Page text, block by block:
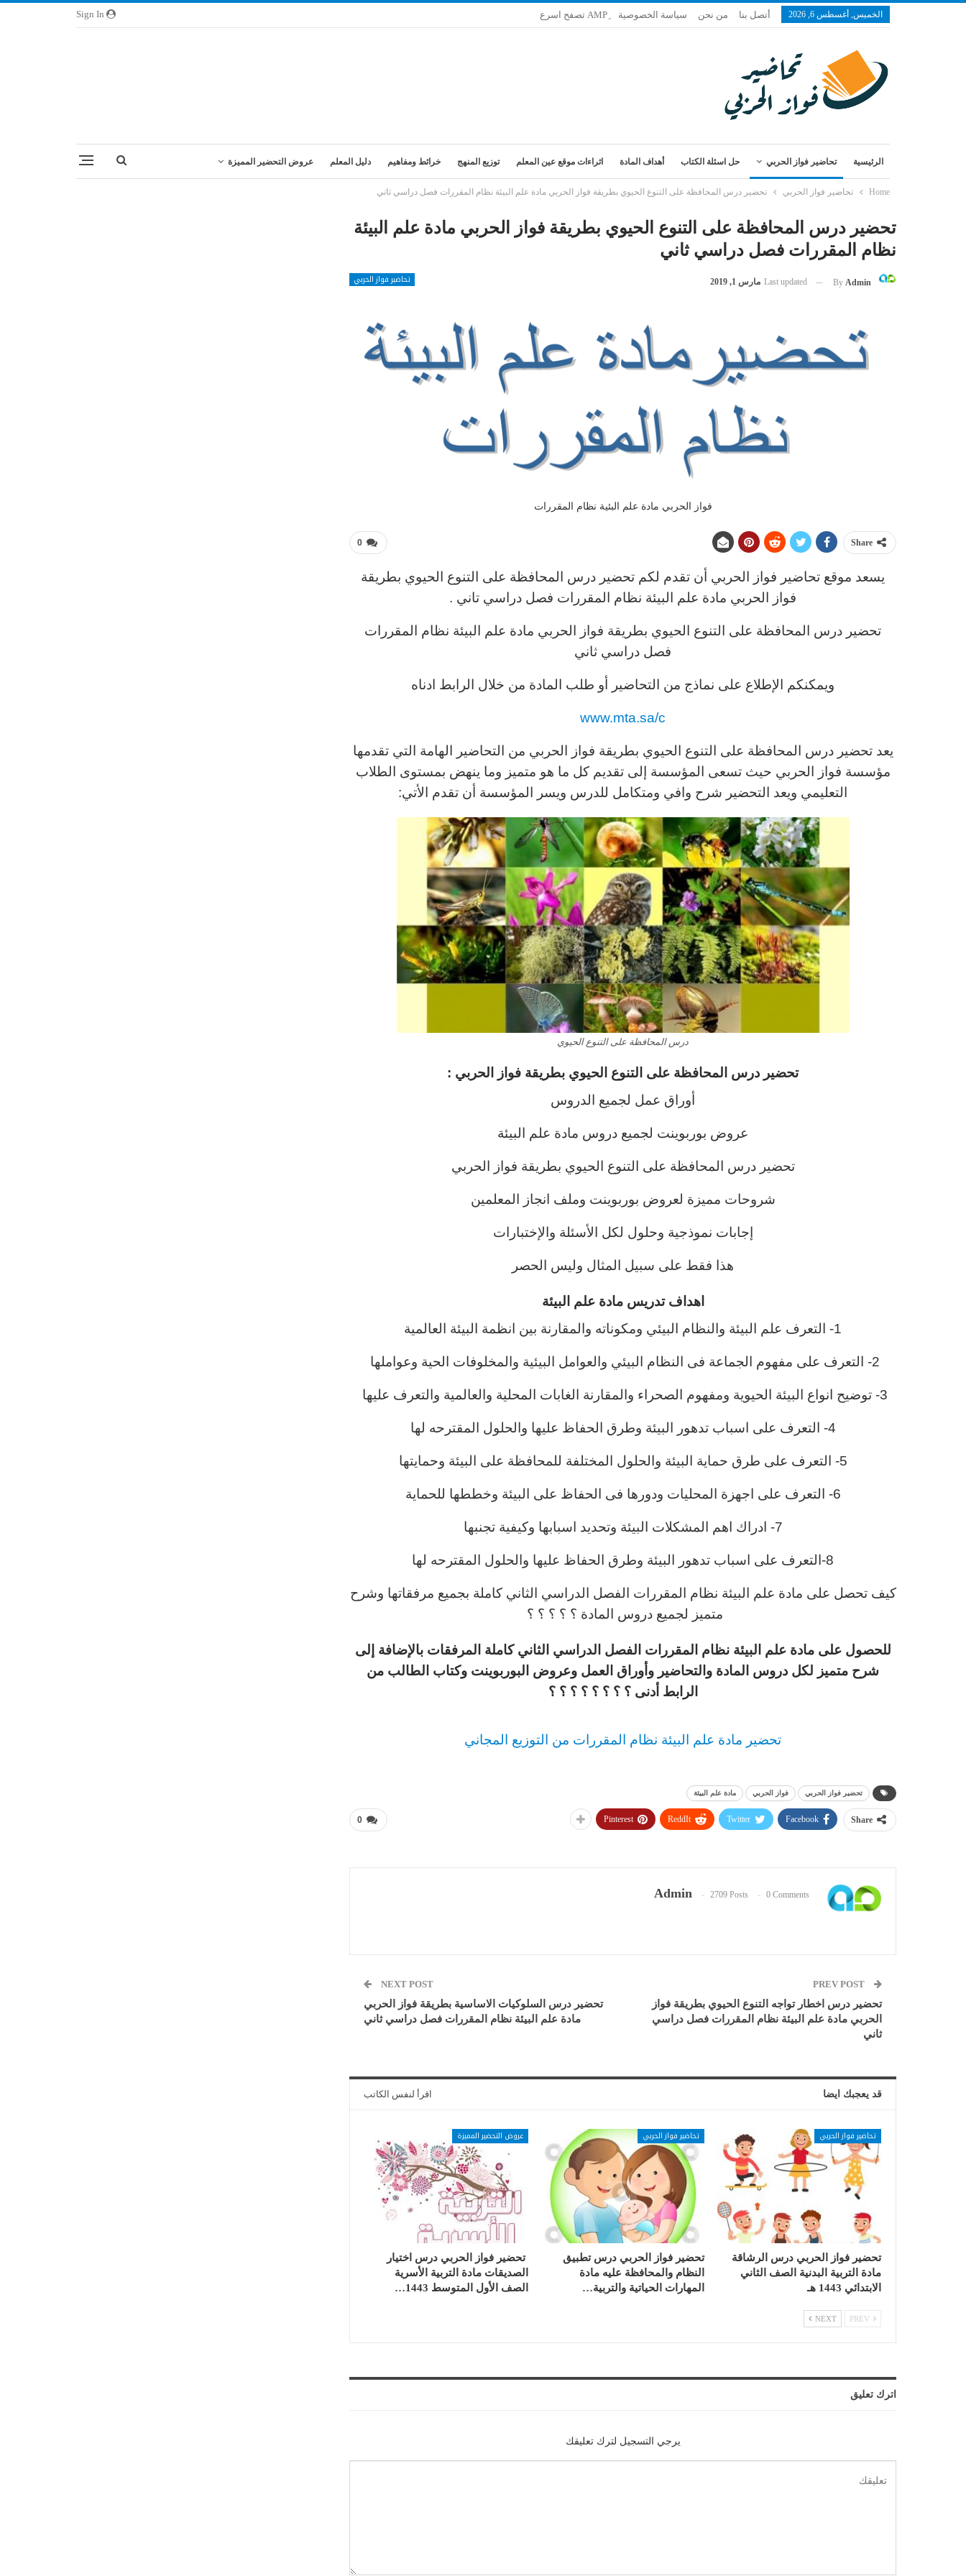
الخميس, أغسطس 6, 2026 أتصل بنا من نحن سياسة الخصوصية
الرئيسية تحاضير فواز الحربي حل اسئلة الكتاب أهداف المادة اثراءات موقع عين المعلم توزيع المنهج خرائط ومفاهيم دليل المعلم عروض التحضير المميزة
Home تحاضير فواز الحربي تحضير درس المحافظة على التنوع الحيوي بطريقة فواز الحربي مادة علم البيئة نظام المقررات فصل دراسي ثاني
تحضير درس المحافظة على التنوع الحيوي بطريقة فواز الحربي مادة علم البيئة
نظام المقررات فصل دراسي ثاني
تحاضير فواز الحربي By Admin
Last updated مارس 1, 2019
فواز الحربي مادة علم البئية نظام المقررات
0 Share
يسعد موقع تحاضير فواز الحربي أن تقدم لكم تحضير درس المحافظة على التنوع الحيوي بطريقة
فواز الحربي مادة علم البيئة نظام المقررات فصل دراسي تاني .
تحضير درس المحافظة على التنوع الحيوي بطريقة فواز الحربي مادة علم البيئة نظام المقررات
فصل دراسي ثاني
ويمكنكم الإطلاع على نماذج من التحاضير أو طلب المادة من خلال الرابط ادناه
www.mta.sa/c
يعد تحضير درس المحافظة على التنوع الحيوي بطريقة فواز الحربي من التحاضير الهامة التي تقدمها
مؤسسة فواز الحربي حيث تسعى المؤسسة إلى تقديم كل ما هو متميز وما ينهض بمستوى الطلاب
التعليمي ويعد التحضير شرح وافي ومتكامل للدرس ويسر المؤسسة أن تقدم الأتي:
درس المحافظة على التنوع الحيوي
تحضير درس المحافظة على التنوع الحيوي بطريقة فواز الحربي :
أوراق عمل لجميع الدروس
عروض بوربوينت لجميع دروس مادة علم البيئة
تحضير درس المحافظة على التنوع الحيوي بطريقة فواز الحربي
شروحات مميزة لعروض بوربوينت وملف انجاز المعلمين
إجابات نموذجية وحلول لكل الأسئلة والإختبارات
هذا فقط على سبيل المثال وليس الحصر
اهداف تدريس مادة علم البيئة
1- التعرف علم البيئة والنظام البيئي ومكوناته والمقارنة بين انظمة البيئة العالمية
2- التعرف على مفهوم الجماعة فى النظام البيئي والعوامل البيئية والمخلوفات الحية وعواملها
3- توضيح انواع البيئة الحيوية ومفهوم الصحراء والمقارنة الغابات المحلية والعالمية والتعرف عليها
4- التعرف على اسباب تدهور البيئة وطرق الحفاظ عليها والحلول المقترحه لها
5- التعرف على طرق حماية البيئة والحلول المختلفة للمحافظة على البيئة وحمايتها
6- التعرف على اجهزة المحليات ودورها فى الحفاظ على البيئة وخططها للحماية
7- ادراك اهم المشكلات البيئة وتحديد اسبابها وكيفية تجنبها
8-التعرف على اسباب تدهور البيئة وطرق الحفاظ عليها والحلول المقترحه لها
كيف تحصل على مادة علم البيئة نظام المقررات الفصل الدراسي الثاني كاملة بجميع مرفقاتها وشرح
متميز لجميع دروس المادة ؟ ؟ ؟ ؟ ؟
للحصول على مادة علم البيئة نظام المقررات الفصل الدراسي الثاني كاملة المرفقات بالإضافة إلى
شرح متميز لكل دروس المادة والتحاضير وأوراق العمل وعروض البوربوينت وكتاب الطالب من
الرابط أدنى ؟ ؟ ؟ ؟ ؟ ؟ ؟ ؟
تحضير مادة علم البيئة نظام المقررات من التوزيع المجاني
تحضير فواز الحربي فواز الحربي مادة علم البيئة
0 Share
Facebook
Twitter
ReddIt
Pinterest
Admin 2709 Posts 0 Comments
تحضير درس اخطار تواجه التنوع الحيوي بطريقة فواز
الحربي مادة علم البيئة نظام المقررات فصل دراسي
ثاني
NEXT POST
تحضير درس السلوكيات الاساسية بطريقة فواز الحربي
مادة علم البيئة نظام المقررات فصل دراسي ثاني
قد يعجبك ايضا اقرأ لنفس الكاتب
تحاضير فواز الحربي
تحضير فواز الحربي درس الرشاقة
مادة التربية البدنية الصف الثاني
الابتدائي 1443 هـ
تحاضير فواز الحربي
تحضير فواز الحربي درس تطبيق
النظام والمحافظة عليه مادة
المهارات الحياتية والتربية…
عروض التحضير المميزة
تحضير فواز الحربي درس اختيار
الصديقات مادة التربية الأسرية
الصف الأول المتوسط 1443…
NEXT
اترك تعليق
يرجي التسجيل لترك تعليقك